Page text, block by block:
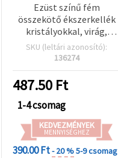
Ezüst színű fém
összekötő ékszerkellék
kristályokkal, virág,
22x11,5x2 mm, furat: 2
mm, 5 db
SKU (leltári azonosító):
136274
487.50 Ft
1-4 csomag
KEDVEZMÉNYEK
MENNYISÉGHEZ
390.00 Ft- 20 %5-9 csomag